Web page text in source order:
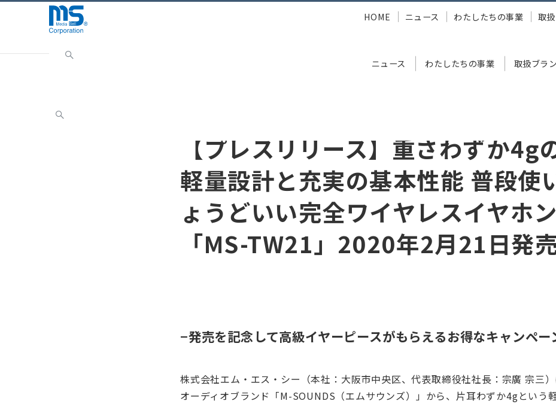
ニュース わたしたちの事業 取扱ブラ
HOME ニュース わたしたちの事業 取
【プレスリリース】重さわずか4gの小型軽量設計と充実の基本性能 普段使いにちょうどいい完全
【プレスリリース】重さわずか4g
軽量設計と充実の基本性能 普段使
ょうどいい完全ワイヤレスイヤホン
「MS-TW21」2020年2月21日発
−発売を記念して高級イヤーピースがもらえるお得なキャンペー
株式会社エム・エス・シー（本社：大阪市中央区、代表取締役社社長：宗廣 宗三
オーディオブランド「M-SOUNDS（エムサウンズ）」から、片耳わずか4gという